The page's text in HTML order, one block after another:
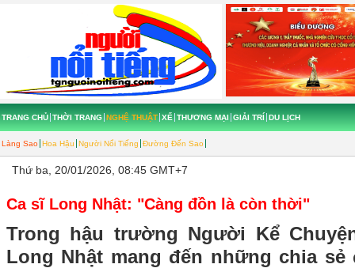
TRANG CHỦ THỜI TRANG NGHỆ THUẬT
Làng Sao Hoa Hậu Người Nổi Tiếng Đường Đến Sao
XẾ THƯƠNG MẠI GIẢI TRÍ DU LỊCH
Thứ ba, 20/01/2026, 08:45 GMT+7
Ca sĩ Long Nhật: "Càng đồn là còn thời"
Trong hậu trường Người Kể
Long Nhật mang đến những chia